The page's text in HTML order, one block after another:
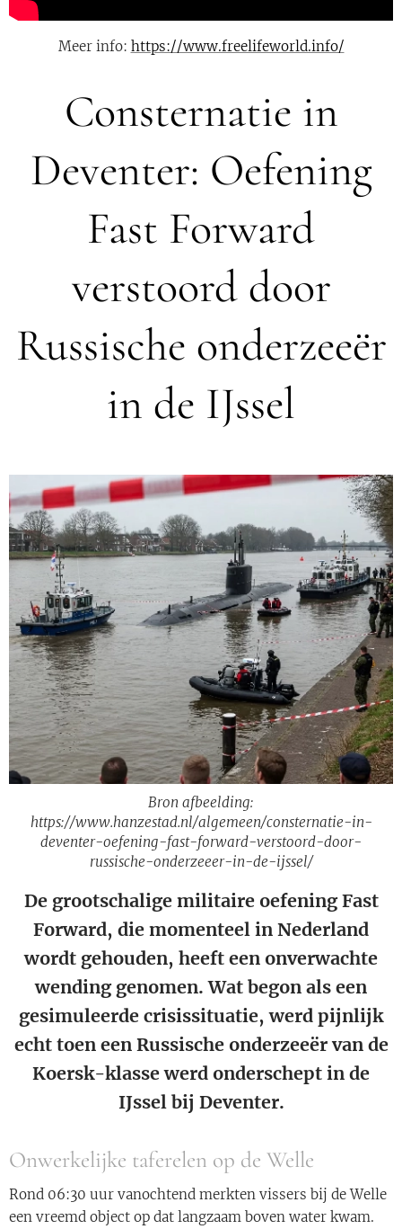
Meer info: https://www.freelifeworld.info/
Consternatie in
Deventer: Oefening
Fast Forward
verstoord door
Russische onderzeeër
in de IJssel
Bron afbeelding:
https://www.hanzestad.nl/algemeen/consternatie-in-
deventer-oefening-fast-forward-verstoord-door-
russische-onderzeeer-in-de-ijssel/
De grootschalige militaire oefening Fast
Forward, die momenteel in Nederland
wordt gehouden, heeft een onverwachte
wending genomen. Wat begon als een
gesimuleerde crisissituatie, werd pijnlijk
echt toen een Russische onderzeeër van de
Koersk-klasse werd onderschept in de
IJssel bij Deventer.
Onwerkelijke taferelen op de Welle
Rond 06:30 uur vanochtend merkten vissers bij de Welle
een vreemd object op dat langzaam boven water kwam.